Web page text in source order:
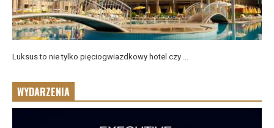
Luksus to nie tylko pięciogwiazdkowy hotel czy ...
WYDARZENIA